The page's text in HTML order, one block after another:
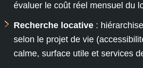
évaluer le coût réel mensuel du
Recherche locative :
selon le projet de vie
calme, surface utile et services